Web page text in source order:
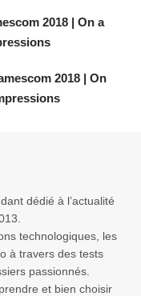
2018 | On a
2018 | On
dédié à l’actualité
technologiques, les
à travers des tests
passionnés.
et bien choisir